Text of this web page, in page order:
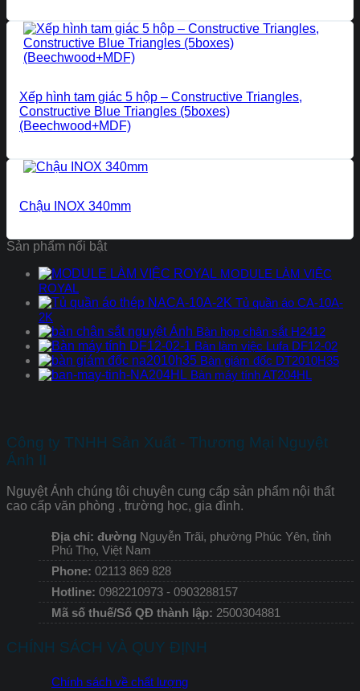
Xếp hình tam giác 5 hộp – Constructive Triangles,
Constructive Blue Triangles (5boxes)
(Beechwood+MDF)
Chậu INOX 340mm
Sản phẩm nổi bật
MODULE LÀM VIỆC
ROYAL
Tủ quần áo CA-10A-
2K
Bàn họp chân sắt H2412
Bàn làm việc Lufa DF12-02
Bàn giám đốc DT2010H35
Bàn máy tính AT204HL
Công ty TNHH Sản Xuất - Thương Mại Nguyệt
Ánh II
Nguyệt Ánh chúng tôi chuyên cung cấp sản phẩm nội thất
cao cấp văn phòng , trường học, gia đình.
Địa chỉ: đường Nguyễn Trãi, phường Phúc Yên, tỉnh
Phú Thọ, Việt Nam
Phone: 02113 869 828
Hotline: 0982210973 - 0903288157
Mã số thuế/Số QĐ thành lập: 2500304881
CHÍNH SÁCH VÀ QUY ĐỊNH
Chính sách về chất lượng